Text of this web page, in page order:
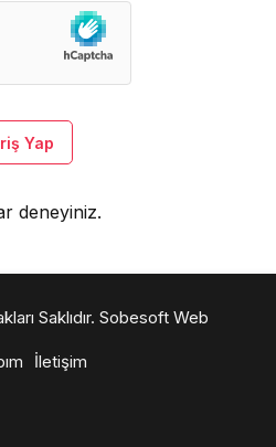
Yap
deneyiniz.
Saklıdır. Sobesoft Web
İletişim